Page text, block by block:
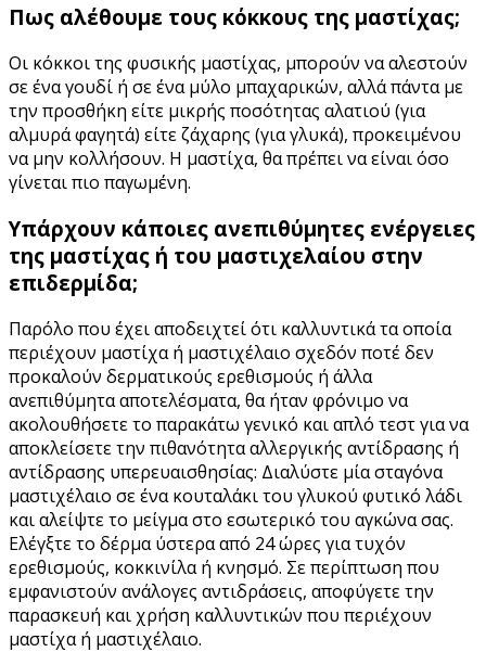
Πως αλέθουμε τους κόκκους της μαστίχας;
Οι κόκκοι της φυσικής μαστίχας, μπορούν να αλεστούν
σε ένα γουδί ή σε ένα μύλο μπαχαρικών, αλλά πάντα με
την προσθήκη είτε μικρής ποσότητας αλατιού (για
αλμυρά φαγητά) είτε ζάχαρης (για γλυκά), προκειμένου
να μην κολλήσουν. Η μαστίχα, θα πρέπει να είναι όσο
γίνεται πιο παγωμένη.
Υπάρχουν κάποιες ανεπιθύμητες ενέργειες
της μαστίχας ή του μαστιχελαίου στην
επιδερμίδα;
Παρόλο που έχει αποδειχτεί ότι καλλυντικά τα οποία
περιέχουν μαστίχα ή μαστιχέλαιο σχεδόν ποτέ δεν
προκαλούν δερματικούς ερεθισμούς ή άλλα
ανεπιθύμητα αποτελέσματα, θα ήταν φρόνιμο να
ακολουθήσετε το παρακάτω γενικό και απλό τεστ για να
αποκλείσετε την πιθανότητα αλλεργικής αντίδρασης ή
αντίδρασης υπερευαισθησίας: Διαλύστε μία σταγόνα
μαστιχέλαιο σε ένα κουταλάκι του γλυκού φυτικό λάδι
και αλείψτε το μείγμα στο εσωτερικό του αγκώνα σας.
Ελέγξτε το δέρμα ύστερα από 24 ώρες για τυχόν
ερεθισμούς, κοκκινίλα ή κνησμό. Σε περίπτωση που
εμφανιστούν ανάλογες αντιδράσεις, αποφύγετε την
παρασκευή και χρήση καλλυντικών που περιέχουν
μαστίχα ή μαστιχέλαιο.